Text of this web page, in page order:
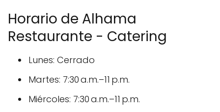
Horario de Alhama
Restaurante - Catering
Lunes: Cerrado
Martes: 7:30 a.m.–11 p.m.
Miércoles: 7:30 a.m.–11 p.m.